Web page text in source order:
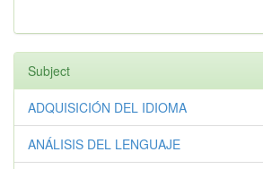
Subject
ADQUISICIÓN DEL IDIOMA
ANÁLISIS DEL LENGUAJE